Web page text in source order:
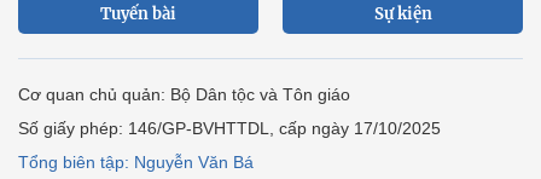
Tuyến bài Sự kiện
Cơ quan chủ quản: Bộ Dân tộc và Tôn giáo
Số giấy phép: 146/GP-BVHTTDL, cấp ngày 17/10/2025
Tổng biên tập: Nguyễn Văn Bá